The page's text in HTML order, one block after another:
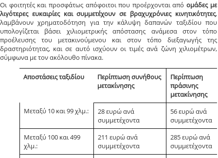
Οι φοιτητές και προσφάτως απόφοιτοι που προέρχονται απόομάδες με
λιγότερες ευκαιρίες και συμμετέχουν σε βραχυχρόνιες κινητικότητες,
λαμβάνουν χρηματοδότηση για την κάλυψη δαπανών ταξιδίου που
υπολογίζεται βάσει χιλιομετρικής απόστασης ανάμεσα στον τόπο
προέλευσης του μετακινούμενου και στον τόπο διεξαγωγής της
δραστηριότητας, και σε αυτό ισχύουν οι τιμές ανά ζώνη χιλιομέτρων,
σύμφωνα με τον ακόλουθο πίνακα.
Αποστάσεις ταξιδίου
Περίπτωση συνήθους
μετακίνησης
Περίπτωση
πράσινης
μετακίνησης
Μεταξύ 10 και 99 χλμ.:
28 ευρώ ανά
συμμετέχοντα
56 ευρώ ανά
συμμετέχοντα
Μεταξύ 100 και 499
χλμ.:
211 ευρώ ανά
συμμετέχοντα
285 ευρώ ανά
συμμετέχοντα